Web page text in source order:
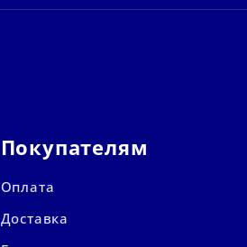
Покупателям
Оплата
Доставка